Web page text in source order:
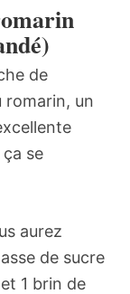
de
romarin, un
se
aurez
de sucre
1 brin de